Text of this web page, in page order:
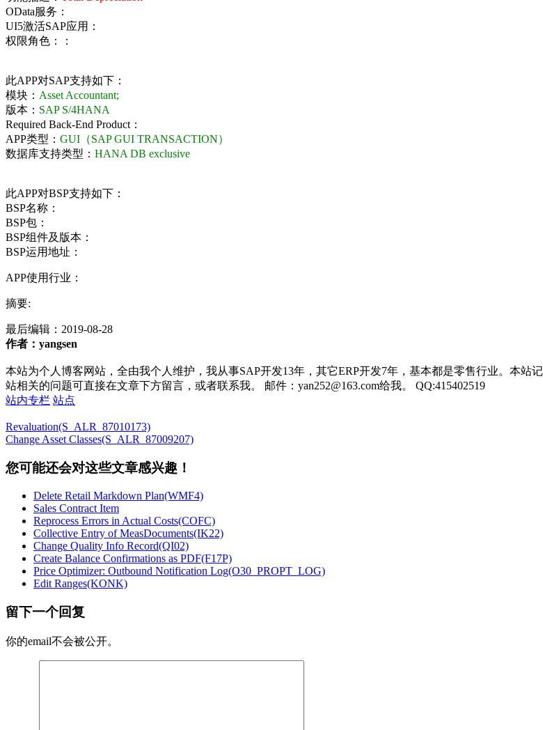
OData服务：
UI5激活SAP应用：
权限角色：：
此APP对SAP支持如下：
模块： Asset Accountant;
版本： SAP S/4HANA
Required Back-End Product：
APP类型： GUI（SAP GUI TRANSACTION）
数据库支持类型： HANA DB exclusive
此APP对BSP支持如下：
BSP名称：
BSP包：
BSP组件及版本：
BSP运用地址：
APP使用行业：
摘要:
最后编辑： 2019-08-28
作者：yangsen
本站为个人博客网站，全由我个人维护，我从事SAP开发13年，其它ERP开发7年，基本都是零售行业。本站
站相关的问题可直接在文章下方留言，或者联系我。 邮件：yan252@163.com给我。 QQ:415402519
站内专栏 站点
Revaluation(S_ALR_87010173)
Change Asset Classes(S_ALR_87009207)
您可能还会对这些文章感兴趣！
Delete Retail Markdown Plan(WMF4)
Sales Contract Item
Reprocess Errors in Actual Costs(COFC)
Collective Entry of MeasDocuments(IK22)
Change Quality Info Record(QI02)
Create Balance Confirmations as PDF(F17P)
Price Optimizer: Outbound Notification Log(O30_PROPT_LOG)
Edit Ranges(KONK)
留下一个回复
你的email不会被公开。